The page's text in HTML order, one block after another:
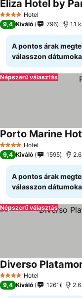
4 KategóriaHotel
Eliza Hotel by
9,4 Kiváló 796 1.1
A pontos árak
válasszon
Népszerű választás
4 KategóriaHotel
Porto Marine
9,4 Kiváló 1595
A pontos árak
válasszon
Népszerű választás
4 KategóriaHotel
Diverso
9,4 Kiváló 1261